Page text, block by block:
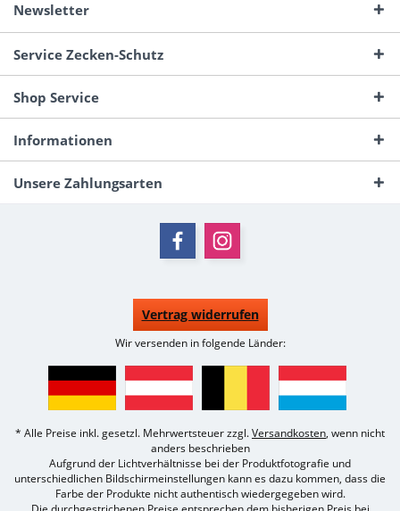
Newsletter
Service Zecken-Schutz
Shop Service
Informationen
Unsere Zahlungsarten
Vertrag widerrufen
Wir versenden in folgende Länder:
* Alle Preise inkl. gesetzl. Mehrwertsteuer zzgl.Versandkosten, wenn nicht
anders beschrieben
Aufgrund der Lichtverhältnisse bei der Produktfotografie und
unterschiedlichen Bildschirmeinstellungen kann es dazu kommen, dass die
Farbe der Produkte nicht authentisch wiedergegeben wird.